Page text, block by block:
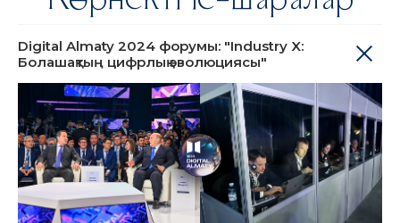
Көрнекті іс-шаралар
Digital Almaty 2024 форумы: "Industry X:
Болашақтың цифрлық эволюциясы"